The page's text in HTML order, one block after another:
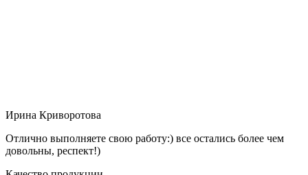
Ирина Криворотова
Отлично выполняете свою работу:) все остались более чем
довольны, респект!)